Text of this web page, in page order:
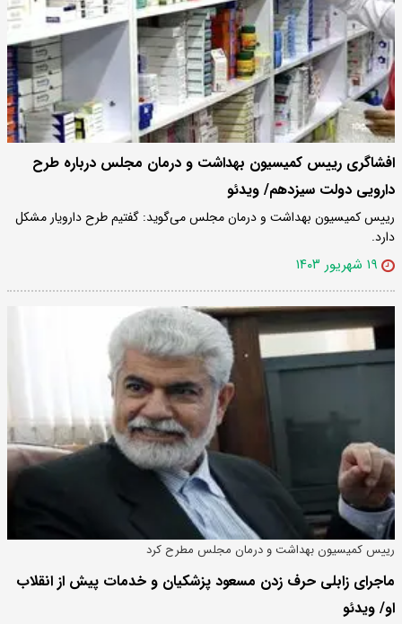
افشاگری رییس کمیسیون بهداشت و درمان مجلس درباره طرح
دارویی دولت سیزدهم/ ویدئو
رییس کمیسیون بهداشت و درمان مجلس می‌گوید: گفتیم طرح دارویار مشکل
دارد.
۱۹ شهریور ۱۴۰۳
رییس کمیسیون بهداشت و درمان مجلس مطرح کرد
ماجرای زابلی حرف زدن مسعود پزشکیان و خدمات پیش از انقلاب
او/ ویدئو